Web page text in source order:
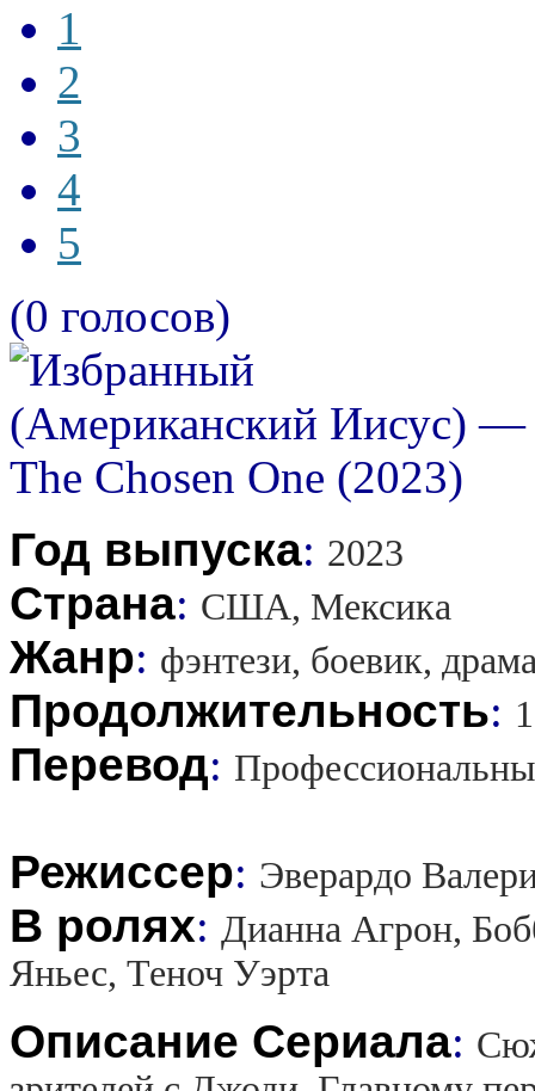
1
2
3
4
5
(0 голосов)
Год выпуска: 2023
Страна: США, Мексика
Жанр: фэнтези, боевик,
Продолжительность:
Перевод:
Режиссер: Эверардо
В ролях: Дианна Агрон,
Яньес, Теноч Уэрта
Описание Сериала: